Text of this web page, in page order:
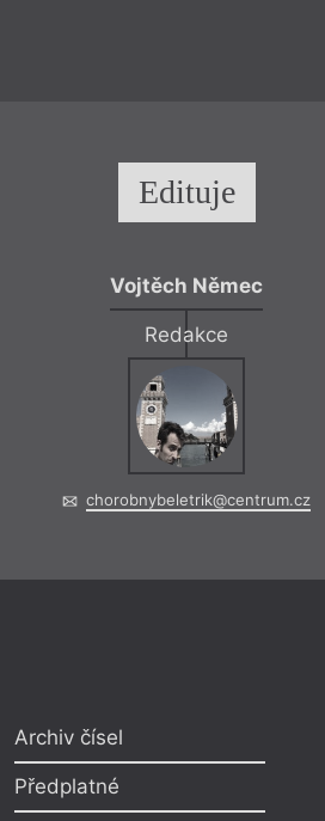
Edituje
Vojtěch Němec
Redakce
chorobnybeletrik@centrum.cz
Archiv čísel
Předplatné